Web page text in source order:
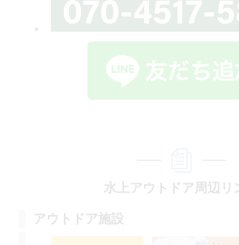
水上アウトドア周辺リ
アウトドア施設